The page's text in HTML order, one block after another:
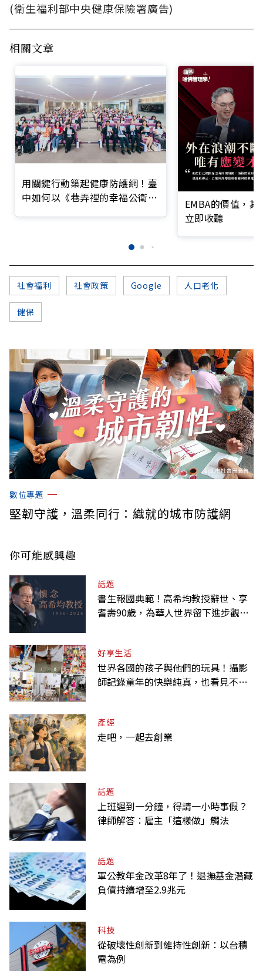
(衛生福利部中央健康保險署廣告)
相關文章
用關鍵行動築起健康防護網！臺
中如何以《巷弄裡的幸福公衛》
EMBA的價值，
立即收聽
社會福利 社會政策 Google 人口老化
健保
數位專題
堅韌守護，溫柔同行：織就的城市防護網
你可能感興趣
話題
書生報國典範！高希均教授辭世、享
耆壽90歲，為華人世界留下進步觀念
好享生活
世界各國的孩子與他們的玩具！攝影
師記錄童年的快樂純真，也看見不同
產經
走吧，一起去創業
話題
上班遲到一分鐘，得請一小時事假？
律師解答：雇主「這樣做」觸法
話題
軍公教年金改革8年了！退撫基金潛藏
負債持續增至2.9兆元
科技
從破壞性創新到維持性創新：以台積
電為例